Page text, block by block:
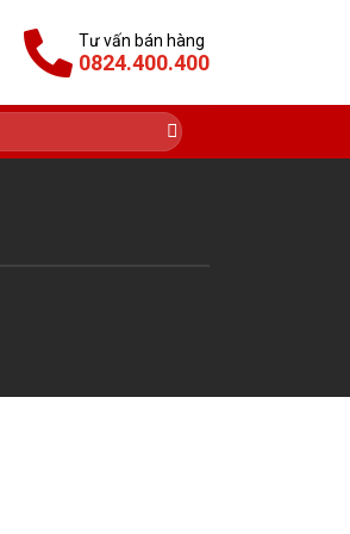
Tư vấn bán hàng
0824.400.400